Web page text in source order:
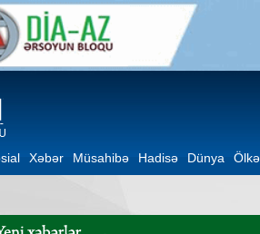
Xəbər Müsahibə Hadisə Dünya Ölkə